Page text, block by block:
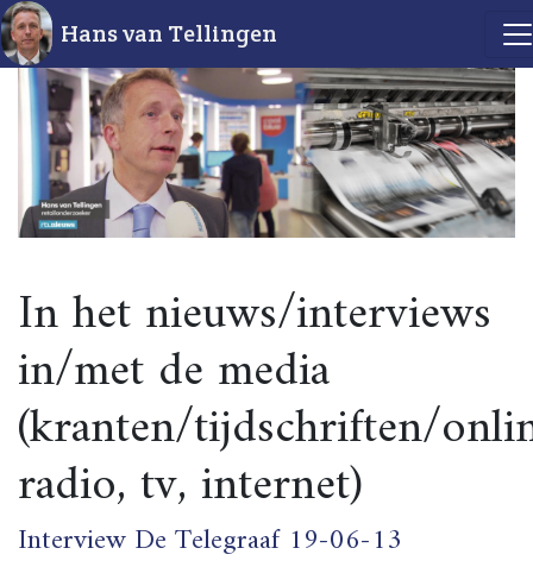
Hans van Tellingen
In het nieuws/interviews
in/met de media
(kranten/tijdschriften/
radio, tv, internet)
Interview De Telegraaf 19-06-13